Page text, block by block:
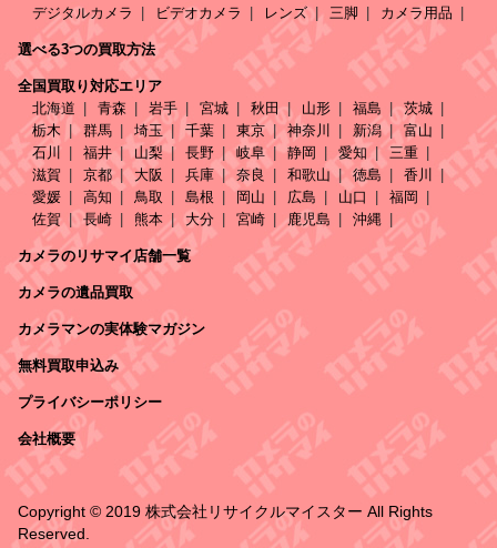
デジタルカメラ
ビデオカメラ レンズ 三脚 カメラ用品
選べる3つの買取方法
全国買取り対応エリア
北海道
青森 岩手 宮城 秋田 山形 福島
茨城
栃木
群馬 埼玉 千葉 東京 神奈川 新潟
富山
石川
福井 山梨 長野 岐阜 静岡 愛知
三重
滋賀
京都 大阪 兵庫 奈良 和歌山 徳島
香川
愛媛
高知 鳥取 島根 岡山 広島 山口
福岡
佐賀
長崎 熊本 大分 宮崎 鹿児島 沖縄
カメラのリサマイ店舗一覧
カメラの遺品買取
カメラマンの実体験マガジン
無料買取申込み
プライバシーポリシー
会社概要
Copyright © 2019 株式会社リサイクルマイスター All Rights
Reserved.